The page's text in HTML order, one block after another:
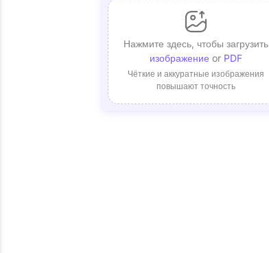
Нажмите здесь, чтобы загрузить
изображение or PDF
Чёткие и аккуратные изображения
повышают точность